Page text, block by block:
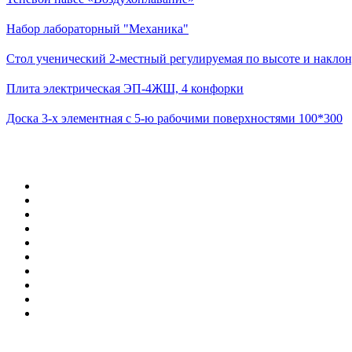
Набор лабораторный "Механика"
Стол ученический 2-местный регулируемая по высоте и
Плита электрическая ЭП-4ЖШ, 4 конфорки
Доска 3-х элементная с 5-ю рабочими поверхностями 100*300